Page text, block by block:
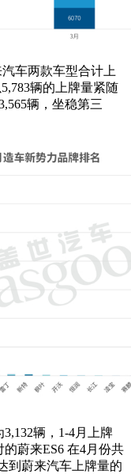
车两款车型合计上
辆的上牌量紧随
辆，坐稳第三
辆，1-4月上牌
蔚来ES6 在4月份共
到蔚来汽车上牌量的